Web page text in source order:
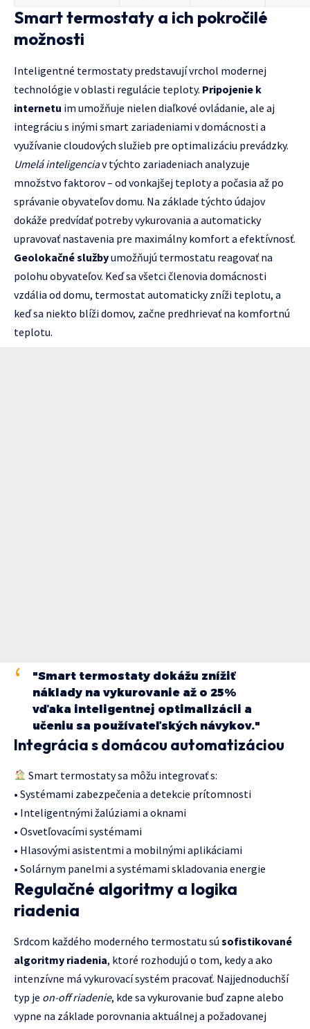
Smart termostaty a ich pokročilé
možnosti
Inteligentné termostaty predstavují vrchol modernej
technológie v oblasti regulácie teploty. Pripojenie k
internetu im umožňuje nielen diaľkové ovládanie, ale aj
integráciu s inými smart zariadeniami v domácnosti a
využívanie cloudových služieb pre optimalizáciu prevádzky.
Umelá inteligenciav týchto zariadeniach analyzuje
množstvo faktorov – od vonkajšej teploty a počasia až po
správanie obyvateľov domu. Na základe týchto údajov
dokáže predvídať potreby vykurovania a automaticky
upravovať nastavenia pre maximálny komfort a efektívnosť.
Geolokačné službyumožňujú termostatu reagovať na
polohu obyvateľov. Keď sa všetci členovia domácnosti
vzdália od domu, termostat automaticky zníži teplotu, a
keď sa niekto blíži domov, začne predhrievať na komfortnú
teplotu.
"Smart termostaty dokážu znížiť
náklady na vykurovanie až o 25%
vďaka inteligentnej optimalizácii a
učeniu sa používateľských návykov."
Integrácia s domácou automatizáciou
Smart termostaty sa môžu integrovať s:
• Systémami zabezpečenia a detekcie prítomnosti
• Inteligentnými žalúziami a oknami
• Osvetľovacími systémami
• Hlasovými asistentmi a mobilnými aplikáciami
• Solárnym panelmi a systémami skladovania energie
Regulačné algoritmy a logika
riadenia
Srdcom každého moderného termostatu sú sofistikované
algoritmy riadenia, ktoré rozhodujú o tom, kedy a ako
intenzívne má vykurovací systém pracovať. Najjednoduchší
typ je on-off riadenie, kde sa vykurovanie buď zapne alebo
vypne na základe porovnania aktuálnej a požadovanej